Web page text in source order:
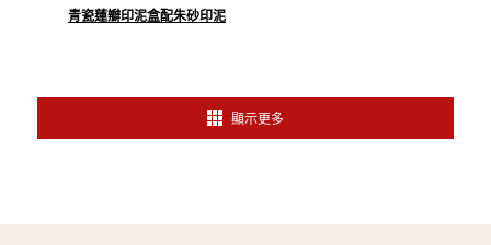
青瓷蓮瓣印泥盒配朱砂印泥
顯示更多